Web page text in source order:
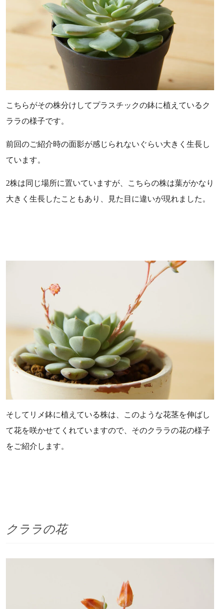
こちらがその株分けしてプラスチックの鉢に植えているク
ララの様子です。
前回のご紹介時の面影が感じられないぐらい大きく生長し
ています。
2株は同じ場所に置いていますが、こちらの株は葉がかなり
大きく生長したこともあり、見た目に違いが現れました。
そしてリメ鉢に植えている株は、このような花茎を伸ばし
て花を咲かせてくれていますので、そのクララの花の様子
をご紹介します。
クララの花